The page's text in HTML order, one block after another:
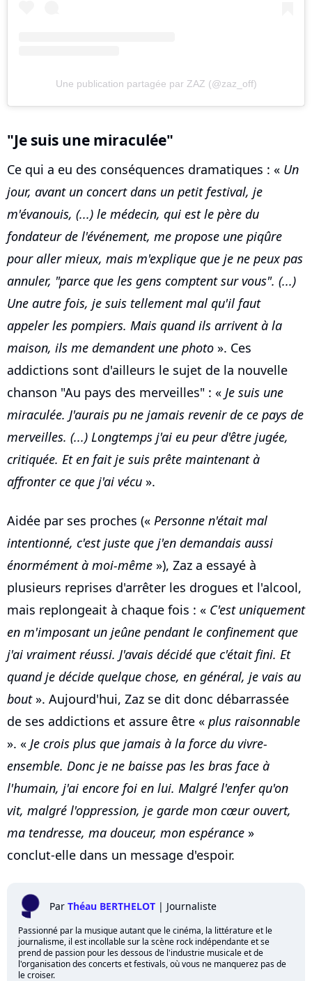
Une publication partagée par ZAZ (@zaz_off)
"Je suis une miraculée"
Ce qui a eu des conséquences dramatiques : « Un
jour, avant un concert dans un petit festival, je
m'évanouis, (...) le médecin, qui est le père du
fondateur de l'événement, me propose une piqûre
pour aller mieux, mais m'explique que je ne peux pas
annuler, "parce que les gens comptent sur vous". (...)
Une autre fois, je suis tellement mal qu'il faut
appeler les pompiers. Mais quand ils arrivent à la
maison, ils me demandent une photo ». Ces
addictions sont d'ailleurs le sujet de la nouvelle
chanson "Au pays des merveilles" : « Je suis une
miraculée. J'aurais pu ne jamais revenir de ce pays de
merveilles. (...) Longtemps j'ai eu peur d'être jugée,
critiquée. Et en fait je suis prête maintenant à
affronter ce que j'ai vécu ».
Aidée par ses proches (« Personne n'était mal
intentionné, c'est juste que j'en demandais aussi
énormément à moi-même »), Zaz a essayé à
plusieurs reprises d'arrêter les drogues et l'alcool,
mais replongeait à chaque fois : « C'est uniquement
en m'imposant un jeûne pendant le confinement que
j'ai vraiment réussi. J'avais décidé que c'était fini. Et
quand je décide quelque chose, en général, je vais au
bout». Aujourd'hui, Zaz se dit donc débarrassée
de ses addictions et assure être « plus raisonnable
». « Je crois plus que jamais à la force du vivre-
ensemble. Donc je ne baisse pas les bras face à
l'humain, j'ai encore foi en lui. Malgré l'enfer qu'on
vit, malgré l'oppression, je garde mon cœur ouvert,
ma tendresse, ma douceur, mon espérance »
conclut-elle dans un message d'espoir.
Par Théau BERTHELOT | Journaliste
Passionné par la musique autant que le cinéma, la littérature et le
journalisme, il est incollable sur la scène rock indépendante et se
prend de passion pour les dessous de l'industrie musicale et de
l'organisation des concerts et festivals, où vous ne manquerez pas de
le croiser.